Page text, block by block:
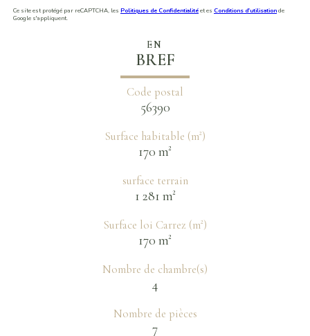
Ce site est protégé par reCAPTCHA, les Politiques de Confidentialitéet es Conditions d'utilisationde
Google s'appliquent.
EN
BREF
Code postal
56390
Surface habitable (m²)
170 m²
surface terrain
1 281 m²
Surface loi Carrez (m²)
170 m²
Nombre de chambre(s)
4
Nombre de pièces
7